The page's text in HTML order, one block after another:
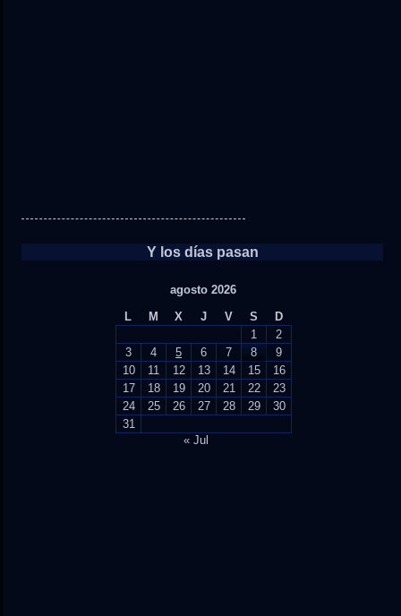
Y los días pasan
agosto 2026
L
M X J V S
D
1
2
3
4 5 6 7 8
9
10
11 12 13 14 15
16
17
18 19 20 21 22
23
24
25 26 27 28 29
30
31
« Jul